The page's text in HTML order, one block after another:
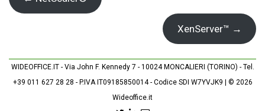
XenServer™ →
WIDEOFFICE.IT - Via John F. Kennedy 7 - 10024 MONCALIERI (TORINO) - Tel.
+39 011 627 28 28 - P.IVA IT09185850014 - Codice SDI W7YVJK9 | © 2026
Wideoffice.it